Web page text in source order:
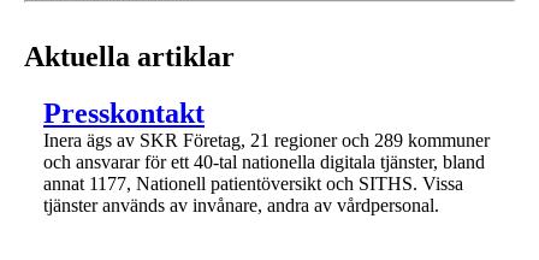
Aktuella artiklar
1 av 1
Presskontakt
Inera ägs av SKR Företag, 21 regioner och 289 kommuner
och ansvarar för ett 40-tal nationella digitala tjänster, bland
annat 1177, Nationell patientöversikt och SITHS. Vissa
tjänster används av invånare, andra av vårdpersonal.